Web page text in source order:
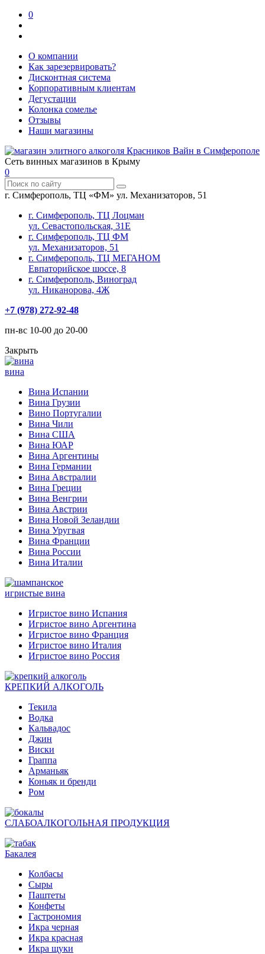
0
О компании
Как зарезервировать?
Дисконтная система
Корпоративным клиентам
Дегустации
Колонка сомелье
Отзывы
Наши магазины
Сеть винных магазинов в Крыму
0
г. Симферополь, ТЦ «ФМ» ул. Механизаторов, 51
г. Симферополь, ТЦ Лоцман
ул. Севастопольская, 31Е
г. Симферополь, ТЦ ФМ
ул. Механизаторов, 51
г. Симферополь, ТЦ МЕГАНОМ
Евпаторийское шоссе, 8
г. Симферополь, Виноград
ул. Никанорова, 4Ж
+7 (978) 272-92-48
пн-вс 10-00 до 20-00
Закрыть
вина
Вина Испании
Вина Грузии
Вино Португалии
Вина Чили
Вина США
Вина ЮАР
Вина Аргентины
Вина Германии
Вина Австралии
Вина Греции
Вина Венгрии
Вина Австрии
Вина Новой Зеландии
Вина Уругвая
Вина Франции
Вина России
Вина Италии
игристые вина
Игристое вино Испания
Игристое вино Аргентина
Игристое вино Франция
Игристое вино Италия
Игристое вино Россия
КРЕПКИЙ АЛКОГОЛЬ
Текила
Водка
Кальвадос
Джин
Виски
Граппа
Арманьяк
Коньяк и бренди
Ром
СЛАБОАЛКОГОЛЬНАЯ ПРОДУКЦИЯ
Бакалея
Колбасы
Сыры
Паштеты
Конфеты
Гастрономия
Икра черная
Икра красная
Икра щуки